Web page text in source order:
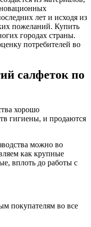
лет и исходя из
пожеланий. Купить
городах страны.
потребителей во
салфеток по
хорошо
гигиены, и продаются
можно во
как крупные
вплоть до работы с